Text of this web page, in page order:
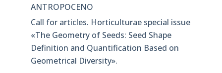
ANTROPOCENO
Call for articles. Horticulturae special issue
«The Geometry of Seeds: Seed Shape
Definition and Quantification Based on
Geometrical Diversity»​.